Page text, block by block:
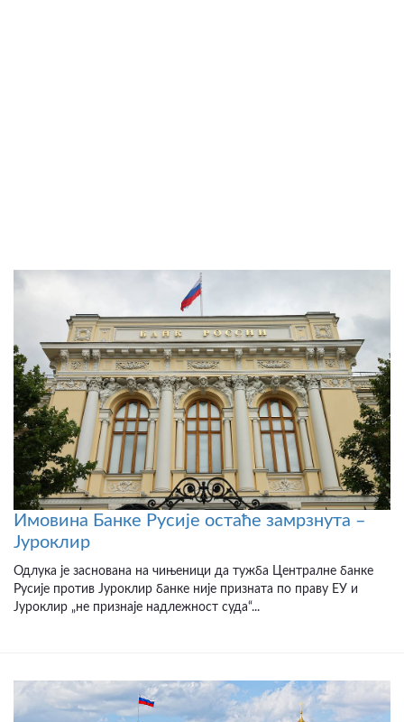
Имовина Банке Русије остаће замрзнута –
Јуроклир
Одлука је заснована на чињеници да тужба Централне банке
Русије против Јуроклир банке није призната по праву ЕУ и
Јуроклир „не признаје надлежност суда“...